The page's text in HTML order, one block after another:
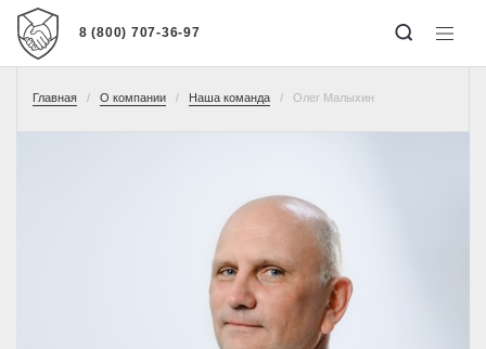
8 (800) 707-36-97
Главная О компании Наша команда Олег Малыхин